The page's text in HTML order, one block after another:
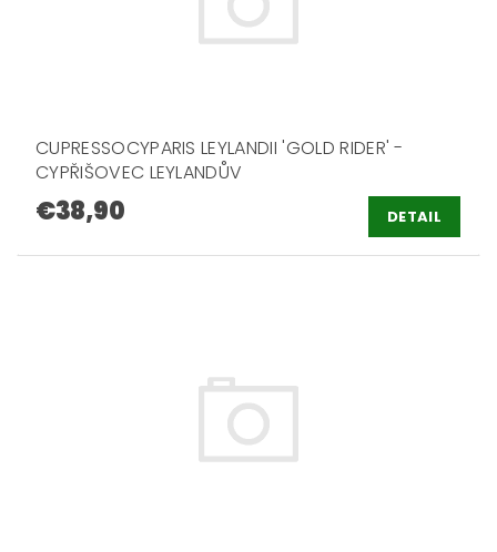
CUPRESSOCYPARIS LEYLANDII 'GOLD RIDER' -
CYPŘIŠOVEC LEYLANDŮV
€38,90 DETAIL